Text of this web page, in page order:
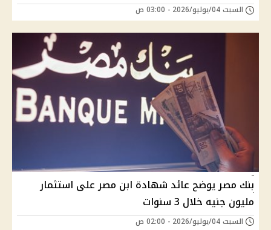
السبت 04/يوليو/2026 - 03:00 ص
بنك مصر يوضح عائد شهادة ابن مصر على استثمار
مليون جنيه خلال 3 سنوات
السبت 04/يوليو/2026 - 02:00 ص